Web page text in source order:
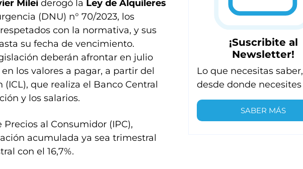
Milei derogó la Ley de Alquileres
(DNU) n° 70/2023, los
con la normativa, y sus
su fecha de vencimiento.
deberán afrontar en julio
los valores a pagar, a partir del
que realiza el Banco Central
y los salarios.
al Consumidor (IPC),
acumulada ya sea trimestral
con el 16,7%.
¡Suscribite al
Newsletter!
Lo que necesitas saber,
desde donde necesites
SABER MÁS